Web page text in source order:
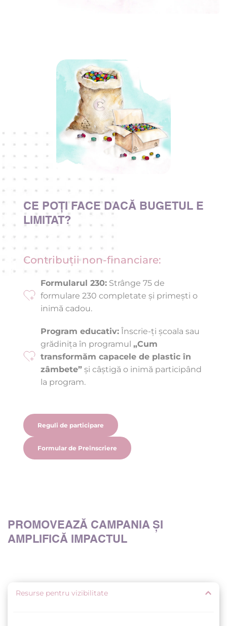
CE POȚI FACE DACĂ BUGETUL E
LIMITAT?
Contribuții non-financiare:
Formularul 230: Strânge 75 de
formulare 230 completate și primești o
inimă cadou.
Program educativ: Înscrie-ți școala sau
grădinița în programul „Cum
transformăm capacele de plastic în
zâmbete” și câștigă o inimă participând
la program.
Reguli de participare
Formular de Preînscriere
PROMOVEAZĂ CAMPANIA ȘI
AMPLIFICĂ IMPACTUL
Resurse pentru vizibilitate